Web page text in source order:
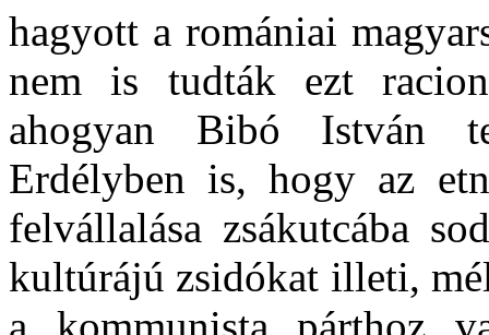
hagyott a romániai
nem is tudták ezt
ahogyan Bibó István
Erdélyben is, hogy az
felvállalása zsákutcába
kultúrájú zsidókat illeti,